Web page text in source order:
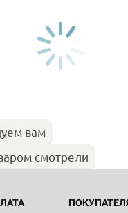
вам
смотрели